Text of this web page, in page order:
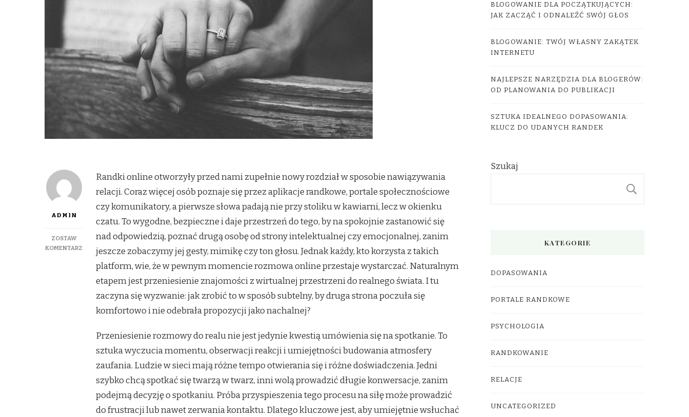
ADMIN
ZOSTAW
KOMENTARZ
SUBTELNIE
PRZENIEŚĆ
ROZMOWĘ
CZATU
Randki online otworzyły przed nami zupełnie nowy rozdział w sposobie nawiązywania
relacji. Coraz więcej osób poznaje się przez aplikacje randkowe, portale społecznościowe
czy komunikatory, a pierwsze słowa padają nie przy stoliku w kawiarni, lecz w okienku
czatu. To wygodne, bezpieczne i daje przestrzeń do tego, by na spokojnie zastanowić się
nad odpowiedzią, poznać drugą osobę od strony intelektualnej czy emocjonalnej, zanim
jeszcze zobaczymy jej gesty, mimikę czy ton głosu. Jednak każdy, kto korzysta z takich
platform, wie, że w pewnym momencie rozmowa online przestaje wystarczać. Naturalnym
etapem jest przeniesienie znajomości z wirtualnej przestrzeni do realnego świata. I tu
zaczyna się wyzwanie: jak zrobić to w sposób subtelny, by druga strona poczuła się
komfortowo i nie odebrała propozycji jako nachalnej?
Przeniesienie rozmowy do realu nie jest jedynie kwestią umówienia się na spotkanie. To
sztuka wyczucia momentu, obserwacji reakcji i umiejętności budowania atmosfery
zaufania. Ludzie w sieci mają różne tempo otwierania się i różne doświadczenia. Jedni
szybko chcą spotkać się twarzą w twarz, inni wolą prowadzić długie konwersacje, zanim
podejmą decyzję o spotkaniu. Próba przyspieszenia tego procesu na siłę może prowadzić
do frustracji lub nawet zerwania kontaktu. Dlatego kluczowe jest, aby umiejętnie wsłuchać
BLOGOWANIE DLA POCZĄTKUJĄCYCH:
JAK ZACZĄĆ I ODNALEŹĆ SWÓJ GŁOS
BLOGOWANIE: TWÓJ WŁASNY ZAKĄTEK
INTERNETU
NAJLEPSZE NARZĘDZIA DLA BLOGERÓW:
OD PLANOWANIA DO PUBLIKACJI
SZTUKA IDEALNEGO DOPASOWANIA:
KLUCZ DO UDANYCH RANDEK
Szukaj
KATEGORIE
DOPASOWANIA
PORTALE RANDKOWE
PSYCHOLOGIA
RANDKOWANIE
RELACJE
UNCATEGORIZED